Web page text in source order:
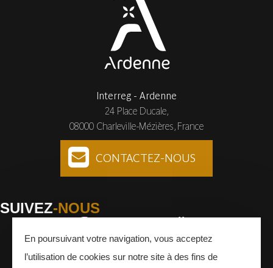
Interreg - Ardenne
24 Place Ducale,
08000 Charleville-Mézières, France
CONTACTEZ-NOUS
SUIVEZ-NOUS
Facebook Instagram Youtube
En poursuivant votre navigation, vous acceptez
l’utilisation de cookies sur notre site à des fins de